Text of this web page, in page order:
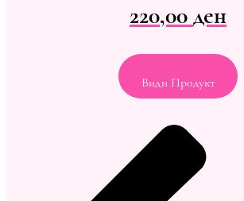
220,00ден
Види Продукт